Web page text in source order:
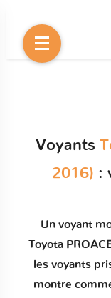
Voyants
2016) :
Un voyant
Toyota
les voyants
montre